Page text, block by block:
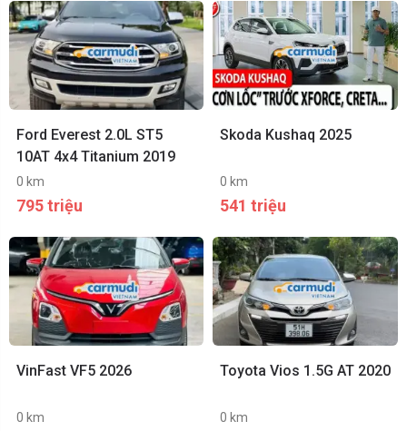
Ford Everest 2.0L ST5
10AT 4x4 Titanium 2019
0 km
795 triệu
Skoda Kushaq 2025
0 km
541 triệu
VinFast VF5 2026
0 km
Toyota Vios 1.5G AT 2020
0 km